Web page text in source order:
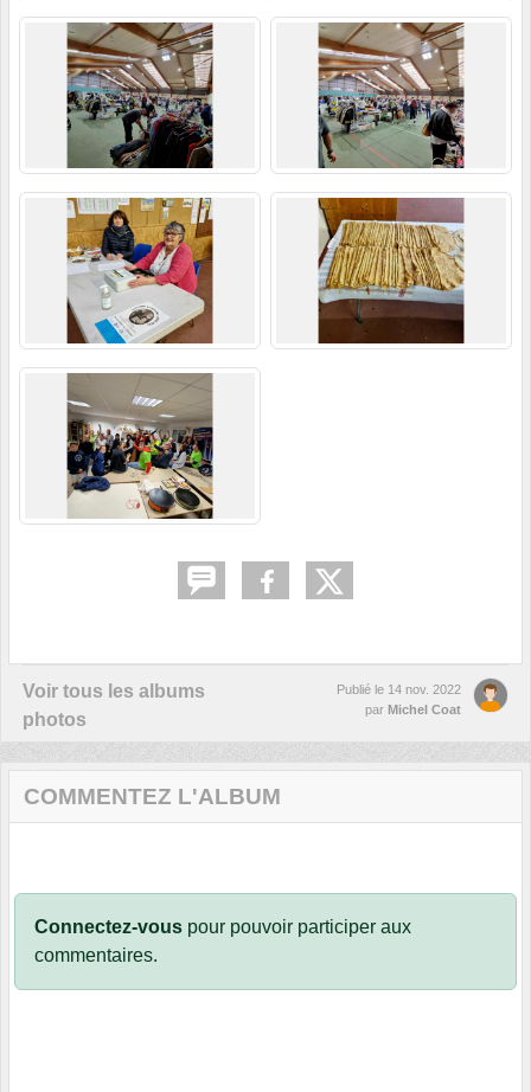
Voir tous les albums
photos
Publié le 14 nov. 2022
par Michel Coat
COMMENTEZ L'ALBUM
Connectez-vous pour pouvoir participer aux
commentaires.